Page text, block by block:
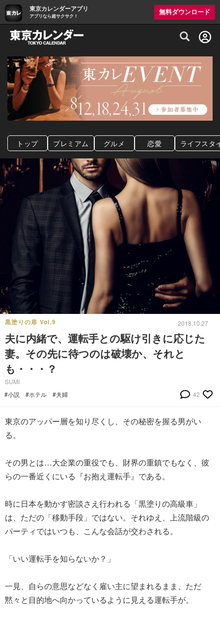
東京カレンダーアプリ
アプリなら超サクサク！
無料ダウンロード
グルメ情報・プレミアムレストラン予約
トップ プレミアム グルメ 恋愛 ライフスタ
黒塗りの扉 Vol.9 2018.10.27
夫に内緒で、運転手との駆け引きに応じた
妻。その先に待つのは破壊か、それと
も・・・？
SUMI
#小説
#ホテル #夫婦 42
東京のアッパー層を知り尽くし、その秘密を握る男がい
る。
その男とは…大企業の重役でも、財界の重鎮でもなく、彼
らの一番近くにいる『お抱え運転手』である。
時に日本を動かす密談さえ行われる「黒塗りの高級車」
は、ただの「移動手段」ではない。それゆえ、上流階級の
パーティではいつも、こんな会話が交わされる。
「いい運転手を知らないか？」
一見、自らの意思などなく雇い主に望まれるまま、ただ
黙々と目的地へ向かっているように見える運転手が。